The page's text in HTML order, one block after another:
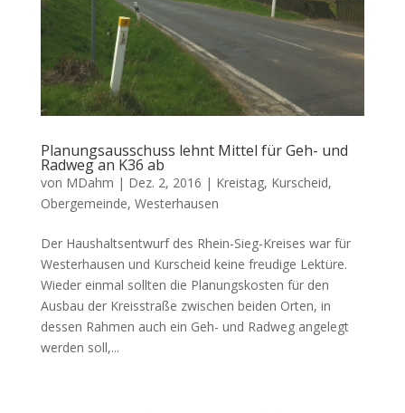
Planungsausschuss lehnt Mittel für Geh- und
Radweg an K36 ab
von MDahm | Dez. 2, 2016 | Kreistag, Kurscheid,
Obergemeinde, Westerhausen
Der Haushaltsentwurf des Rhein-Sieg-Kreises war für
Westerhausen und Kurscheid keine freudige Lektüre.
Wieder einmal sollten die Planungskosten für den
Ausbau der Kreisstraße zwischen beiden Orten, in
dessen Rahmen auch ein Geh- und Radweg angelegt
werden soll,...